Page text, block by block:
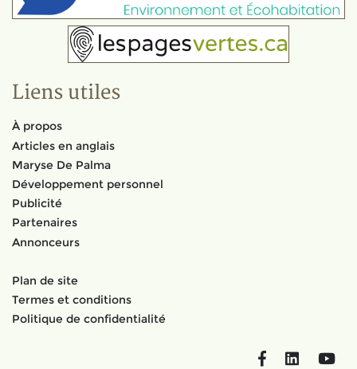
Liens utiles
À propos
Articles en anglais
Maryse De Palma
Développement personnel
Publicité
Partenaires
Annonceurs
Plan de site
Termes et conditions
Politique de confidentialité
FacebookLinkedIn